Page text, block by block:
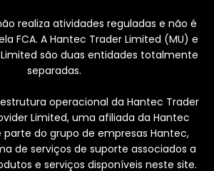
realiza atividades reguladas e não é
FCA. A Hantec Trader Limited (MU) e
são duas entidades totalmente
separadas.
operacional da Hantec Trader
Limited, uma afiliada da Hantec
parte do grupo de empresas Hantec,
de serviços de suporte associados a
e serviços disponíveis neste site.